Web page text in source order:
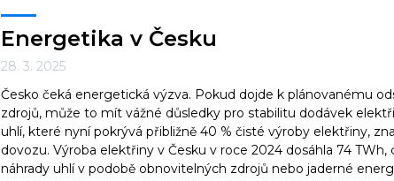
Energetika v Česku
28. 3. 2025
Česko čeká energetická výzva. Pokud dojde k plánovanému
zdrojů, může to mít vážné důsledky pro stabilitu dodávek
uhlí, které nyní pokrývá přibližně 40 % čisté výroby elektřiny,
dovozu. Výroba elektřiny v Česku v roce 2024 dosáhla 74
náhrady uhlí v podobě obnovitelných zdrojů nebo jaderné